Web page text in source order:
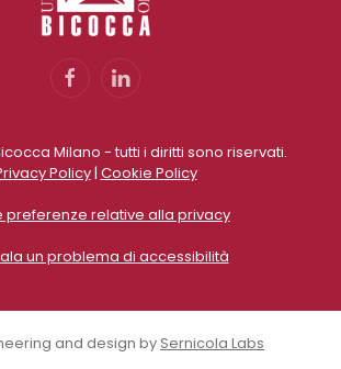
Milano - tutti i diritti sono riservati.
Policy| Cookie Policy
preferenze relative alla privacy
un problema di accessibilità
and design by Sernicola Labs